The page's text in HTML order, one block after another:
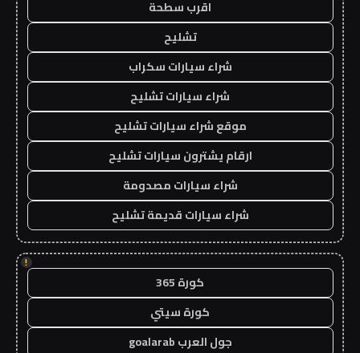
اقرب سطحة
تشليح
شراء سيارات سكراب
شراء سيارات تشليح
موقع شراء سيارات تشليح
ارقام يشترون سيارات تشليح
شراء سيارات مصدومة
شراء سيارات قديمة تشليح
!
كورة 365
كورة سيتي
جول العرب goalarab